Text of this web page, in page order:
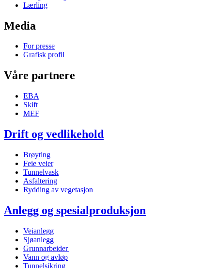
Lærling
Media
For presse
Grafisk profil
Våre partnere
EBA
Skift
MEF
Drift og vedlike­hold
Brøyting
Feie veier
Tunnelvask
Asfaltering
Rydding av vegetasjon
Anlegg og spesialproduksjon
Veianlegg
Sjøanlegg
Grunnarbeider
Vann og avløp
Tunnelsikring